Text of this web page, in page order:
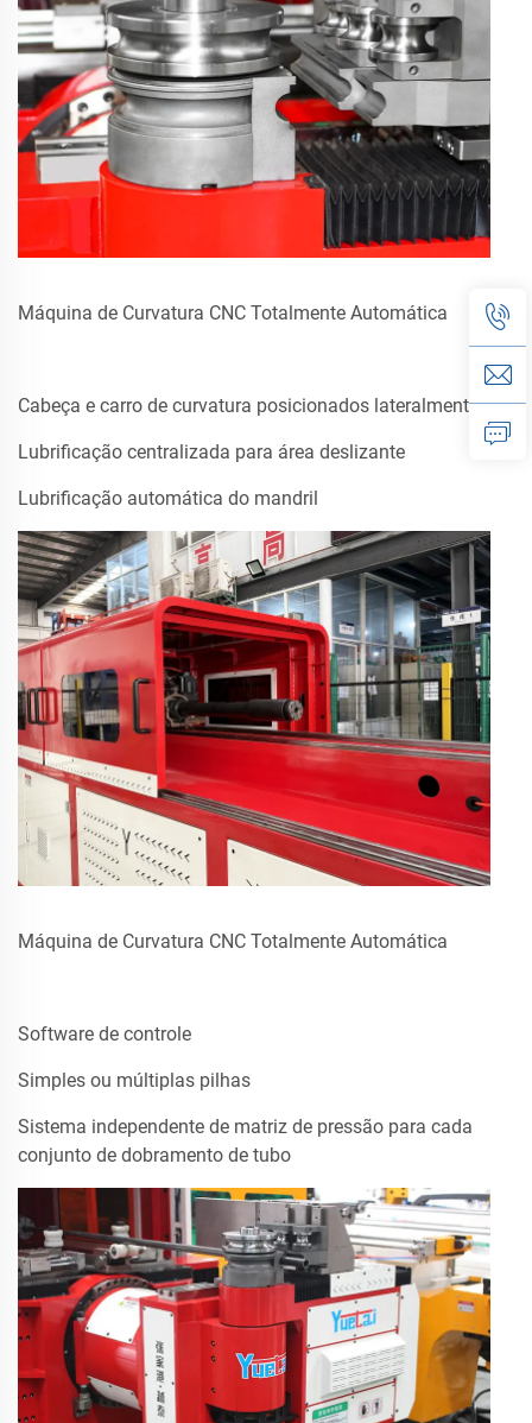
Máquina de Curvatura CNC Totalmente Automática
Cabeça e carro de curvatura posicionados lateralmente
Lubrificação centralizada para área deslizante
Lubrificação automática do mandril
Máquina de Curvatura CNC Totalmente Automática
Software de controle
Simples ou múltiplas pilhas
Sistema independente de matriz de pressão para cada
conjunto de dobramento de tubo